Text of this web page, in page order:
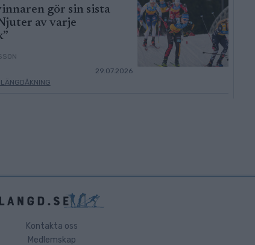
gör sin sista
av varje
29.07.2026
Kontakta oss
Medlemskap